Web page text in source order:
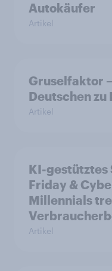
Autokäufer
Artikel
Gruselfaktor
Deutschen
Artikel
KI-gestütztes
Friday &
Millennials
Artikel